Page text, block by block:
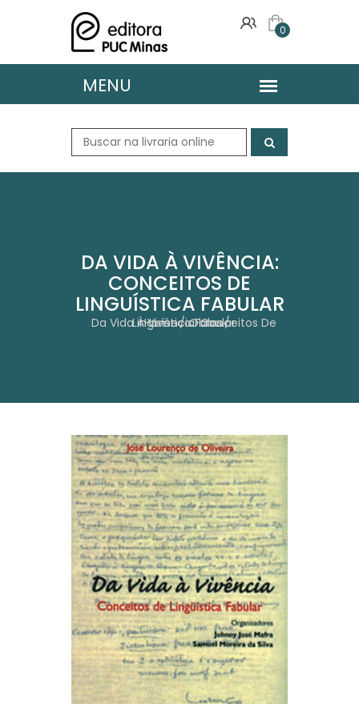
0
DA VIDA À VIVÊNCIA:
CONCEITOS DE
LINGUÍSTICA FABULAR
Home Obras
Da Vida À Vivência: Conceitos De Linguística Fabular